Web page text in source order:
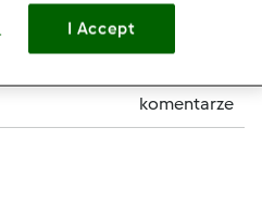
komentarze
I Accept